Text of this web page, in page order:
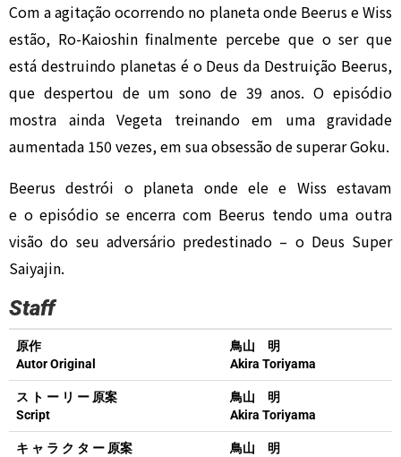
Com a agitação ocorrendo no planeta onde Beerus e Wiss
estão, Ro-Kaioshin finalmente percebe que o ser que
está destruindo planetas é o Deus da Destruição Beerus,
que despertou de um sono de 39 anos. O episódio
mostra ainda Vegeta treinando em uma gravidade
aumentada 150 vezes, em sua obsessão de superar Goku.
Beerus destrói o planeta onde ele e Wiss estavam
e o episódio se encerra com Beerus tendo uma outra
visão do seu adversário predestinado – o Deus Super
Saiyajin.
Staff
原作
Autor Original
鳥山 明
Akira Toriyama
ス ト ー リ ー 原案
Script
鳥山 明
Akira Toriyama
キ ャ ラ ク タ ー 原案
鳥山 明